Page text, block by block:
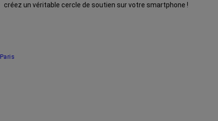
créez un véritable cercle de soutien sur votre smartphone !
Paris